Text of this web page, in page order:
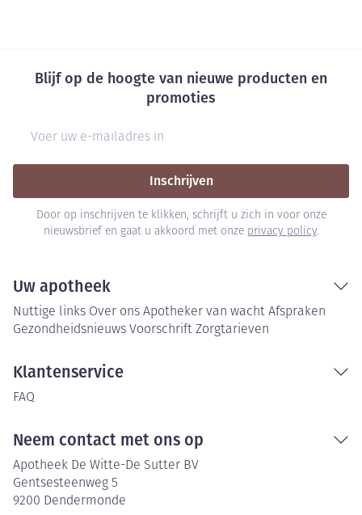
Blijf op de hoogte van nieuwe producten en
promoties
Inschrijven
Door op inschrijven te klikken, schrijft u zich in voor onze
nieuwsbrief en gaat u akkoord met onze privacy policy.
Uw apotheek
Nuttige links Over ons Apotheker van wacht Afspraken
Gezondheidsnieuws Voorschrift Zorgtarieven
Klantenservice
FAQ
Neem contact met ons op
Apotheek De Witte-De Sutter BV
Gentsesteenweg 5
9200 Dendermonde